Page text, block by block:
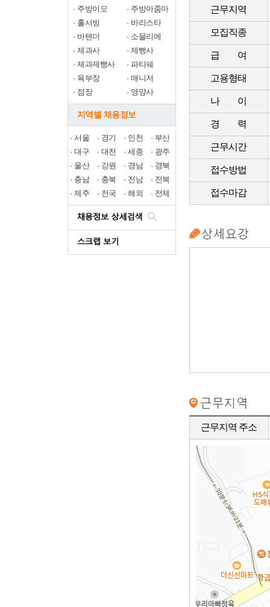
· 주방이모 · 주방아줌마
· 홀서빙 · 바리스타
· 바텐더 · 소믈리에
·제과사 ·제빵사
·제과제빵사 ·파티쉐
· 육부장 ·매니저
· 점장 · 영양사
지역별 채용정보
· 서울 · 경기 · 인천 · 부산
· 대구 · 대전 · 세종 · 광주
· 울산 · 강원 · 경남 · 경북
· 충남 · 충북 · 전남 · 전북
· 제주 · 전국 · 해외 · 전체
근무지역
모집직종
급 여
고용형태
나 이
경 력
근무시간
접수방법
접수마감
근무지역 주소